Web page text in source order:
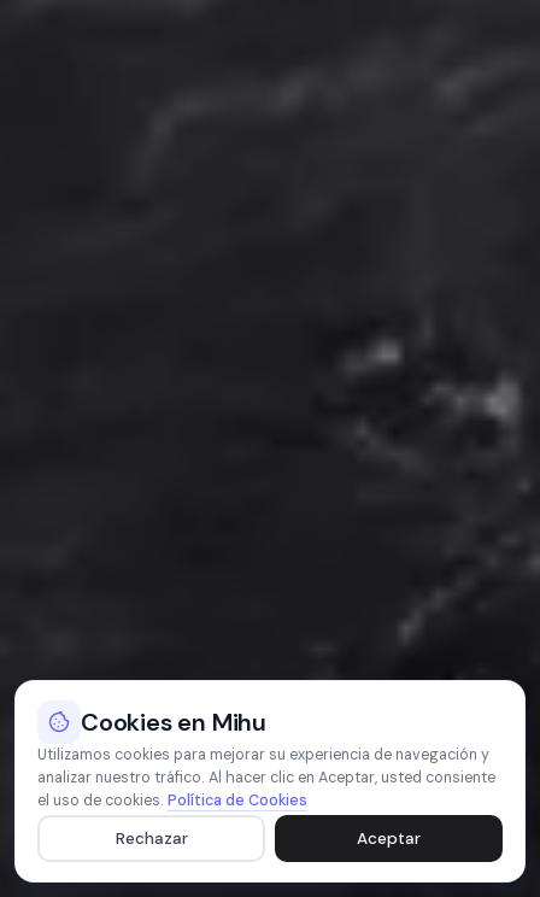
Cookies en Mihu
Utilizamos cookies para mejorar su experiencia de navegación y
analizar nuestro tráfico. Al hacer clic en Aceptar, usted consiente
el uso de cookies. Política de Cookies
Rechazar Aceptar